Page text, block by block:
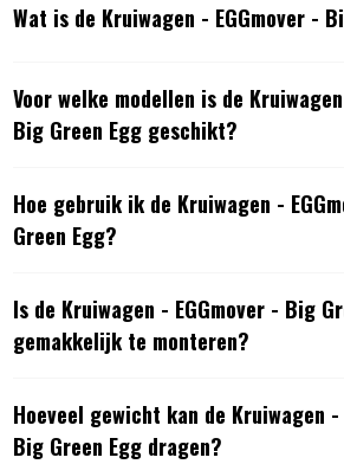
Wat is de Kruiwagen - EGGmover -
Voor welke modellen is de
Big Green Egg geschikt?
Hoe gebruik ik de Kruiwagen -
Green Egg?
Is de Kruiwagen - EGGmover - Big
gemakkelijk te monteren?
Hoeveel gewicht kan de Kruiwagen -
Big Green Egg dragen?